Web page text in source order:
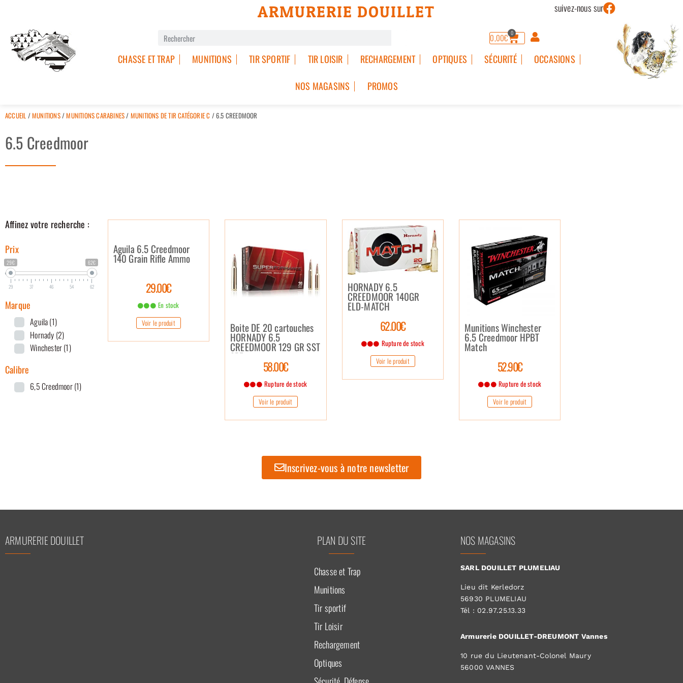
suivez-nous sur
ARMURERIE DOUILLET
0,00€ 0
CHASSE ET TRAP MUNITIONS TIR SPORTIF TIR LOISIR RECHARGEMENT OPTIQUES SÉCURITÉ OCCASIONS
NOS MAGASINS PROMOS
ACCUEIL /MUNITIONS/MUNITIONS CARABINES/ MUNITIONS DE TIR CATÉGORIE C / 6.5 CREEDMOOR
6.5 Creedmoor
Affinez votre recherche :
Prix
29€ 62€
29 37 46 54 62
Marque
Aguila(1)
Hornady (2)
Winchester(1)
Calibre
6,5 Creedmoor(1)
Aguila 6.5 Creedmoor
140 Grain Rifle Ammo
29.00€
En stock
Voir le produit
Boite DE 20 cartouches
HORNADY 6.5
CREEDMOOR 129 GR SST
SPF
58.00€
Rupture de stock
Voir le produit
HORNADY 6.5
CREEDMOOR 140GR
ELD-MATCH
62.00€
Rupture de stock
Voir le produit
Munitions Winchester
6.5 Creedmoor HPBT
Match
52.90€
Rupture de stock
Voir le produit
Inscrivez-vous à notre newsletter
ARMURERIE DOUILLET PLAN DU SITE
Chasse et Trap
Munitions
Tir sportif
Tir Loisir
Rechargement
Optiques
NOS MAGASINS
SARL DOUILLET PLUMELIAU
Lieu dit Kerledorz
56930 PLUMELIAU
Tél : 02.97.25.13.33
Armurerie DOUILLET-DREUMONT Vannes
10 rue du Lieutenant-Colonel Maury
56000 VANNES